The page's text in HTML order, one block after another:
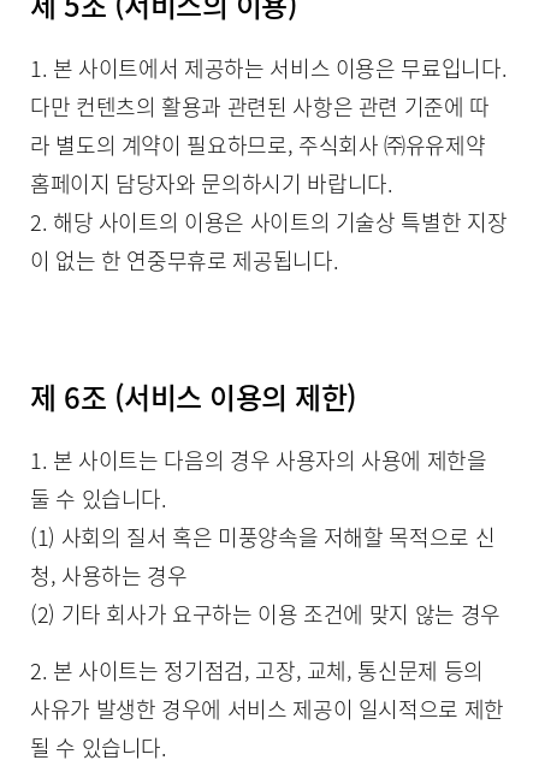
1. 본 사이트에서 제공하는 서비스 이용은 무료입니다.
다만 컨텐츠의 활용과 관련된 사항은 관련 기준에 따
라 별도의 계약이 필요하므로, 주식회사 ㈜유유제약
홈페이지 담당자와 문의하시기 바랍니다.
2. 해당 사이트의 이용은 사이트의 기술상 특별한 지장
이 없는 한 연중무휴로 제공됩니다.
제 6조 (서비스 이용의 제한)
1. 본 사이트는 다음의 경우 사용자의 사용에 제한을
둘 수 있습니다.
(1) 사회의 질서 혹은 미풍양속을 저해할 목적으로 신
청, 사용하는 경우
(2) 기타 회사가 요구하는 이용 조건에 맞지 않는 경우
2. 본 사이트는 정기점검, 고장, 교체, 통신문제 등의
사유가 발생한 경우에 서비스 제공이 일시적으로 제한
될 수 있습니다.